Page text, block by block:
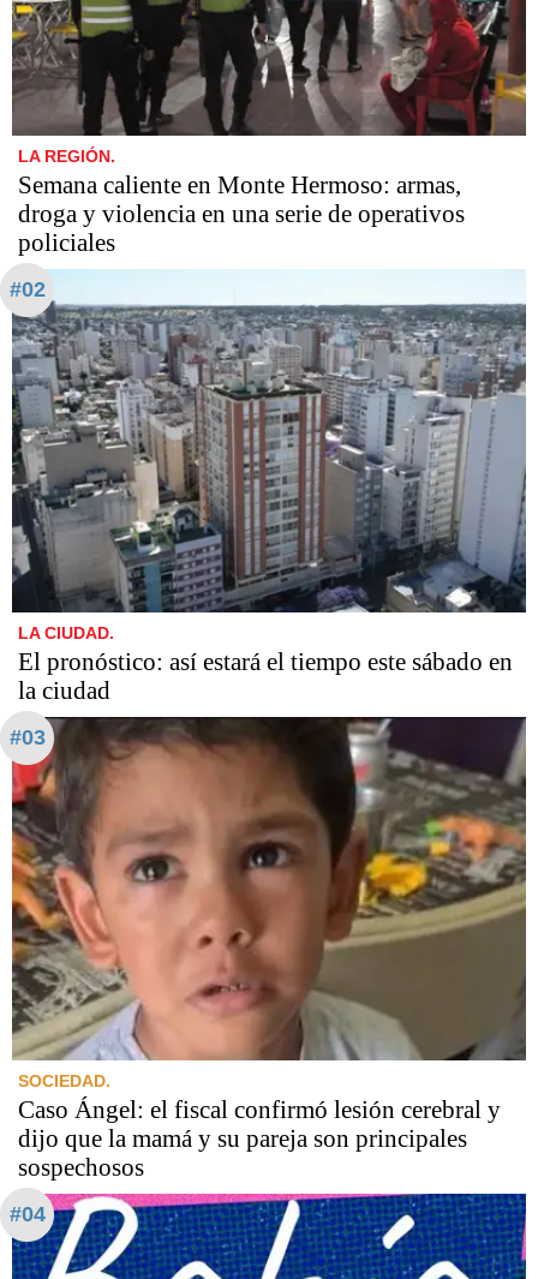
LA REGIÓN.
Semana caliente en Monte Hermoso: armas,
droga y violencia en una serie de operativos
policiales
#02
LA CIUDAD.
El pronóstico: así estará el tiempo este sábado en
la ciudad
#03
SOCIEDAD.
Caso Ángel: el fiscal confirmó lesión cerebral y
dijo que la mamá y su pareja son principales
sospechosos
#04